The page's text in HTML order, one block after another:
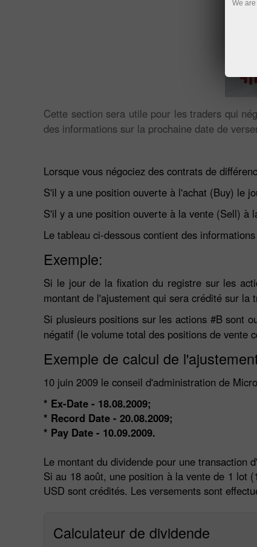
Cette section sera utile pour les traders qui
des informations sur la prochaine date de
Lorsque vous négociez des contrats de
S'il y a une position ouverte à l'achat (Buy) le
S'il y a une position ouverte à la vente (Sell) à
Le tableau ci-dessous contient des
Exemple:
Si le jour de la fixation du registre sur les
montant de l'ajustement qui sera crédité sur
Si plusieurs positions sur les actions #B sont
négatif (le volume total des positions de vente
Exemple de calcul de
10 juin 2009 le conseil d'administration de
* Ex-Date - 18.08.2009;
* Record Date - 20.08.2009;
* Pay Date - 10.09.2009.
Le montant du dividende pour une transaction
Si au 18 août, une position à la vente de 1 lot
USD sont crédités. Les versements sont
Calculateur de dividende
We